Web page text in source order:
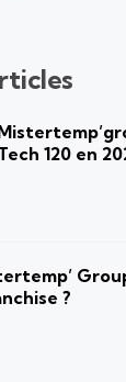
120 en
?